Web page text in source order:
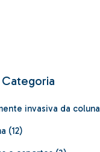
invasiva da coluna
(12)